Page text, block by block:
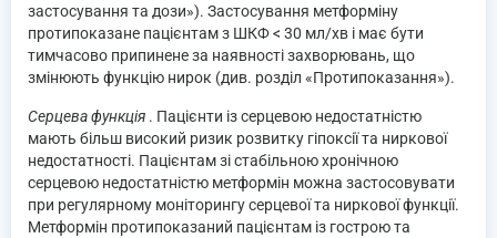
застосування та дози»). Застосування метформіну
протипоказане пацієнтам з ШКФ < 30 мл/хв і має бути
тимчасово припинене за наявності захворювань, що
змінюють функцію нирок (див. розділ «Протипоказання»).
Серцева функція . Пацієнти із серцевою недостатністю
мають більш високий ризик розвитку гіпоксії та ниркової
недостатності. Пацієнтам зі стабільною хронічною
серцевою недостатністю метформін можна застосовувати
при регулярному моніторингу серцевої та ниркової функції.
Метформін протипоказаний пацієнтам із гострою та